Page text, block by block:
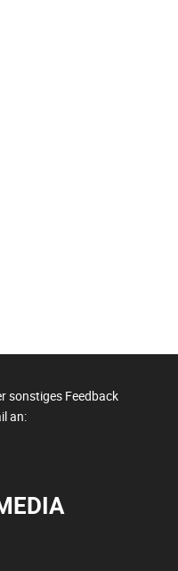
sonstiges Feedback
an: